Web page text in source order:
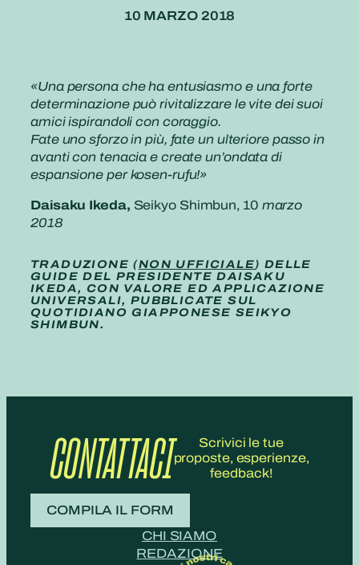
10 MARZO 2018
«Una persona che ha entusiasmo e una forte
determinazione può rivitalizzare le vite dei suoi
amici ispirandoli con coraggio.
Fate uno sforzo in più, fate un ulteriore passo in
avanti con tenacia e create un’ondata di
espansione per kosen-rufu!»
Daisaku Ikeda, Seikyo Shimbun, 10 marzo
2018
TRADUZIONE (NON UFFICIALE) DELLE
GUIDE DEL PRESIDENTE DAISAKU
IKEDA, CON VALORE ED APPLICAZIONE
UNIVERSALI, PUBBLICATE SUL
QUOTIDIANO GIAPPONESE SEIKYO
SHIMBUN.
CONTATTACI
Scrivici le tue
proposte, esperienze,
feedback!
COMPILA IL FORM
CHI SIAMO
REDAZIONE